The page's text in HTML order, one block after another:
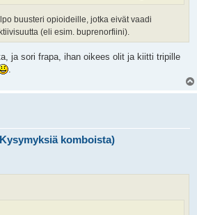
buusteri opioideille, jotka eivät vaadi
(eli esim. buprenorfiini).
ja sori frapa, ihan oikees olit ja kiitti tripille
.
komboista)